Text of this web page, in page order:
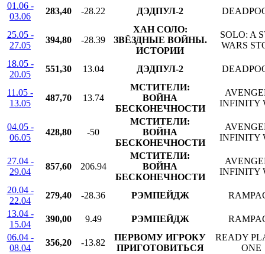
01.06 -
03.06
283,40 -28.22 ДЭДПУЛ-2
25.05 -
27.05
394,80 -28.39
ХАН СОЛО:
ЗВЁЗДНЫЕ ВОЙНЫ.
ИСТОРИИ
SOLO: A
WARS
18.05 -
20.05
551,30 13.04 ДЭДПУЛ-2
11.05 -
13.05
487,70 13.74
МСТИТЕЛИ:
ВОЙНА
БЕСКОНЕЧНОСТИ
INFINITY
04.05 -
06.05
428,80 -50
МСТИТЕЛИ:
ВОЙНА
БЕСКОНЕЧНОСТИ
INFINITY
27.04 -
29.04
857,60 206.94
МСТИТЕЛИ:
ВОЙНА
БЕСКОНЕЧНОСТИ
INFINITY
20.04 -
22.04
279,40 -28.36 РЭМПЕЙДЖ
13.04 -
15.04
390,00 9.49 РЭМПЕЙДЖ
06.04 -
08.04
356,20 -13.82
ПЕРВОМУ ИГРОКУ
ПРИГОТОВИТЬСЯ
READY
ONE